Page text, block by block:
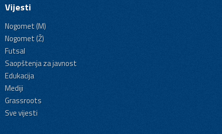
Vijesti
Nogomet (M)
Nogomet (Ž)
Futsal
Saopštenja za javnost
Edukacija
Mediji
Grassroots
Sve vijesti